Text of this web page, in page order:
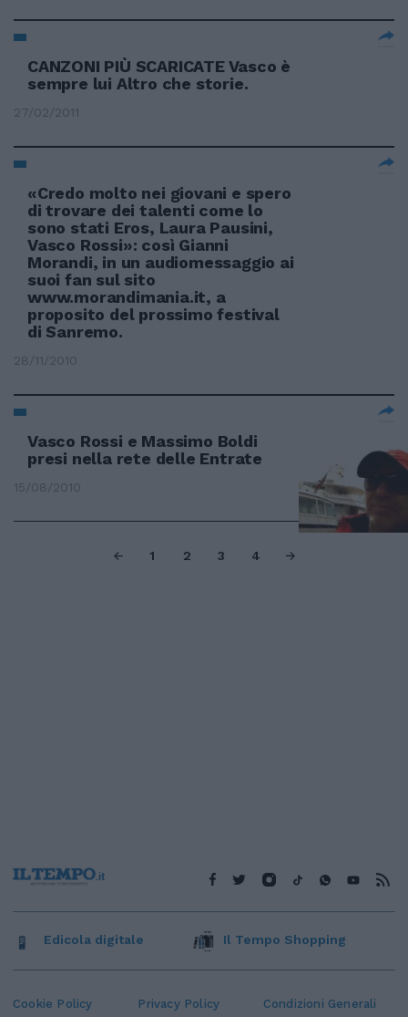
CANZONI PIÙ SCARICATE Vasco è
sempre lui Altro che storie.
27/02/2011
«Credo molto nei giovani e spero
di trovare dei talenti come lo
sono stati Eros, Laura Pausini,
Vasco Rossi»: così Gianni
Morandi, in un audiomessaggio ai
suoi fan sul sito
www.morandimania.it, a
proposito del prossimo festival
di Sanremo.
28/11/2010
Vasco Rossi e Massimo Boldi
presi nella rete delle Entrate
15/08/2010
1 2 3 4
Cookie Policy Privacy Policy Condizioni Generali
Edicola digitale Il Tempo Shopping